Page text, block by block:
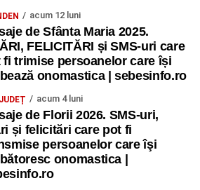
pe timpul nopții, în contextul
al Guvernului Bolojan
2026, Râpa Roșie găzduiește
ediție a concursului „CicloAventurier
acum 12 luni
de Sfânta Maria 2025.
FELICITĂRI și SMS-uri care
fi trimise persoanelor care își
onomastica | sebesinfo.ro
acum 4 luni
de Florii 2026. SMS-uri,
și felicitări care pot fi
persoanelor care îşi
onomastica |